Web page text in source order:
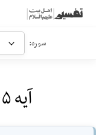
سوره:
آیه ۱۰۵ - سوره آل‌عمران